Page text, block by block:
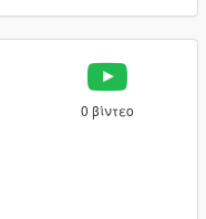
0 βίντεο